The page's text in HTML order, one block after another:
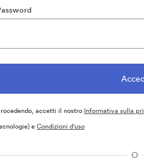
accetti il nostro Informativa sulla
eCondizioni d'uso
O